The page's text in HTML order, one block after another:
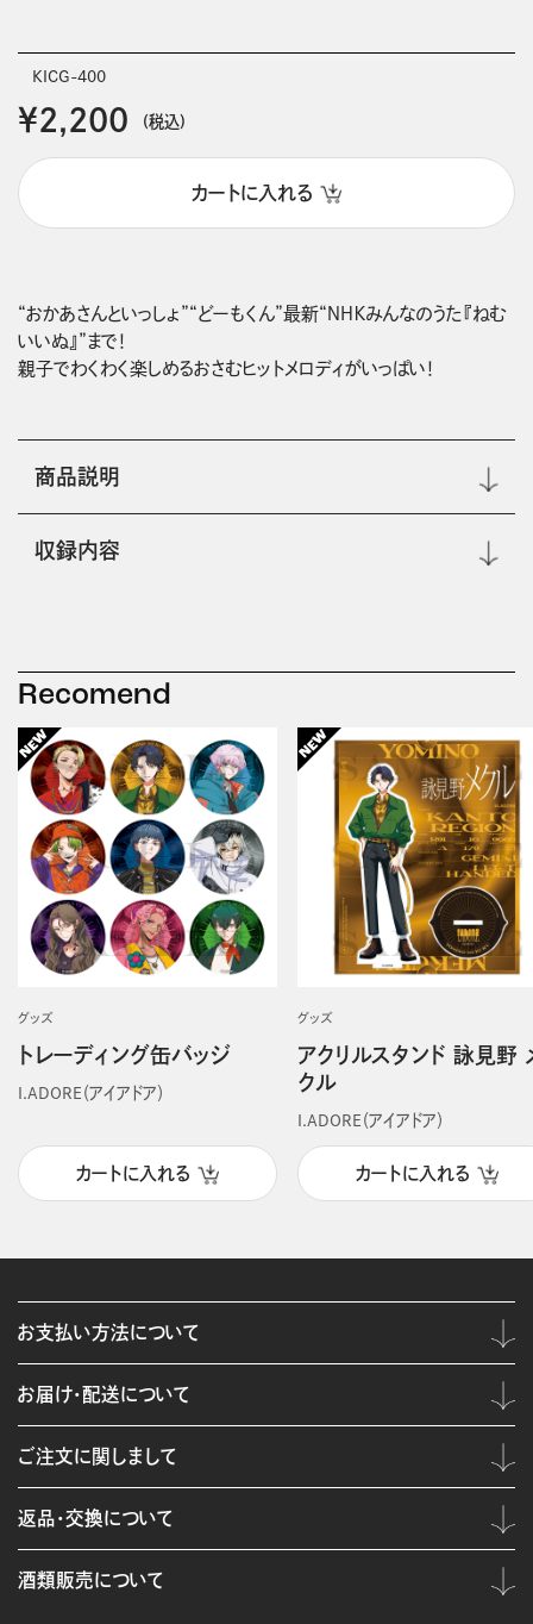
KICG-400
￥2,200 (税込)
カートに入れる
“おかあさんといっしょ”“どーもくん”最新“ＮＨＫみんなのうた『ねむ
いいぬ』”まで！
親子でわくわく楽しめるおさむヒットメロディがいっぱい！
商品説明
収録内容
Recomend
グッズ
トレーディング缶バッジ
I.ADORE（アイアドア）
カートに入れる
グッズ
アクリルスタンド 詠見野
クル
I.ADORE（アイアドア）
カートに入れる
お支払い方法について
お届け・配送について
ご注文に関しまして
返品・交換について
酒類販売について